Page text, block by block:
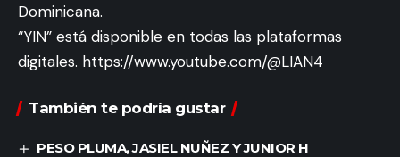
Dominicana.
“YIN” está disponible en todas las plataformas
digitales. https://www.youtube.com/@LIAN4
También te podría gustar
PESO PLUMA, JASIEL NUÑEZ Y JUNIOR H